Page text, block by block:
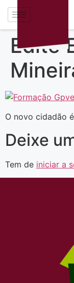
Edite
O novo cidadão
Deixe
Tem de iniciar a